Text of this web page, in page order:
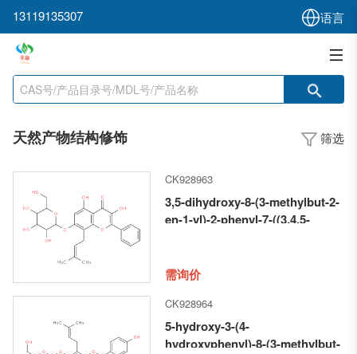
13119135307 语言
天然产物结构修饰 筛选
CK928963
3,5-dihydroxy-8-(3-methylbut-2-
en-1-yl)-2-phenyl-7-((3,4,5-
pyran-2-yl)oxy)-4H-chromen-4-
需询价
CK928964
5-hydroxy-3-(4-
hydroxyphenyl)-8-(3-methylbut-